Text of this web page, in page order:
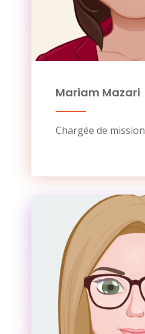
Mariam Mazari
Chargée de mission